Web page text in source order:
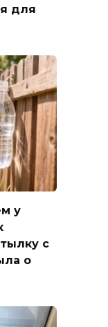
для
у
с
о